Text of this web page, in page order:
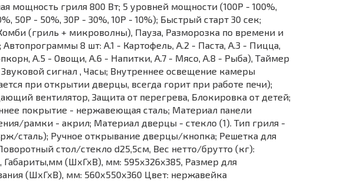
мощность гриля 800 Вт; 5 уровней мощности (100Р - 100%,
50Р - 50%, 30Р - 30%, 10Р - 10%); Быстрый старт 30 сек;
(гриль + микроволны), Пауза, Разморозка по времени и
Автопрограммы 8 шт: А.1 - Картофель, А.2 - Паста, А.3 - Пицца,
А.5 - Овощи, А.6 - Напитки, А.7 - Мясо, А.8 - Рыба), Таймер
сигнал , Часы; Внутреннее освещение камеры
при открытии дверцы, всегда горит при работе печи);
вентилятор, Защита от перегрева, Блокировка от детей;
покрытие - нержавеющая сталь; Материал панели
рамки - акрил; Материал дверцы - стекло (1). Тип гриля -
сталь); Ручное открывание дверцы/кнопка; Решетка для
стол/стекло d25,5см, Вес нетто/брутто (кг):
Габариты,мм (ШхГхВ), мм: 595х326х385, Размер для
(ШхГхВ), мм: 560х550х360 Цвет: нержавейка